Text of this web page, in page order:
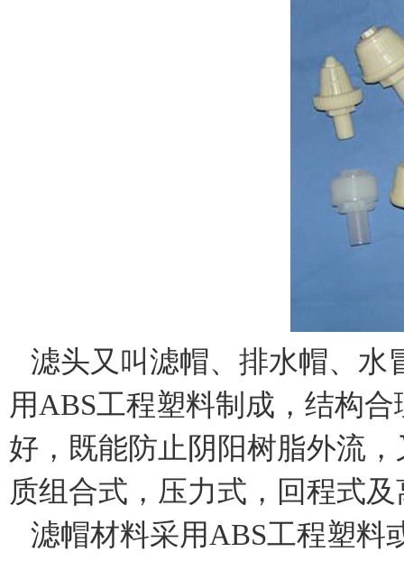
滤头又叫滤帽、排水帽、水
用 ABS工程塑料制成，结构
好，既能防止阴阳树脂外流
质组合式，压力式，回程式
滤帽材料采用 ABS工程塑料